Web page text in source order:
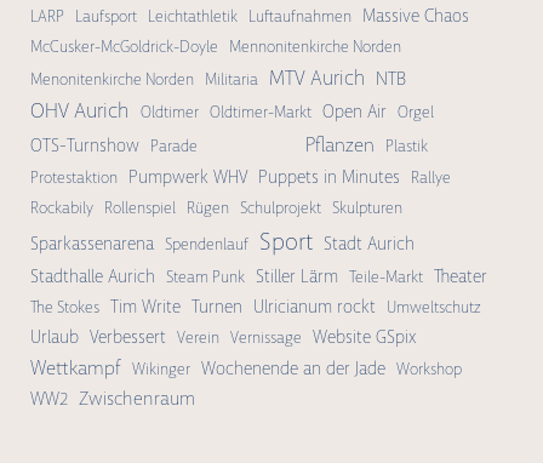
LARP Laufsport Leichtathletik Luftaufnahmen Massive Chaos
McCusker-McGoldrick-Doyle
Mennonitenkirche Norden
Menonitenkirche Norden
Militaria MTV Aurich NTB
OHV Aurich Oldtimer Oldtimer-Markt Open Air Orgel
OTS-Turnshow Parade Pflanzen
Plastik
Protestaktion
Pumpwerk WHV Puppets in Minutes
Rallye
Rockabily Rollenspiel Rügen Schulprojekt Skulpturen
Sparkassenarena Spendenlauf Sport Stadt Aurich
Stadthalle Aurich Steam Punk Stiller Lärm Teile-Markt Theater
The Stokes Tim Write Turnen Ulricianum rockt Umweltschutz
Urlaub Verbessert Verein Vernissage Website GSpix
Wettkampf Wikinger Wochenende an der Jade Workshop
WW2 Zwischenraum